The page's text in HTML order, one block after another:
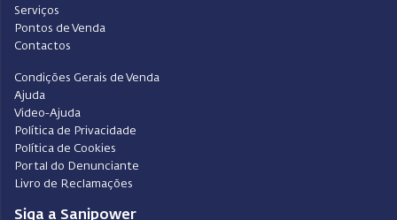
Serviços
Pontos de Venda
Contactos
Condições Gerais de Venda
Ajuda
Video-Ajuda
Política de Privacidade
Política de Cookies
Portal do Denunciante
Livro de Reclamações
Siga a Sanipower